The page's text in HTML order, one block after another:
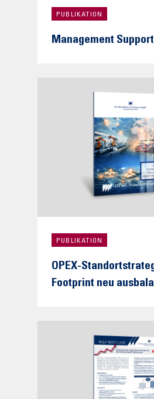
PUBLIKATION
Management
PUBLIKATION
OPEX-
Footprint neu